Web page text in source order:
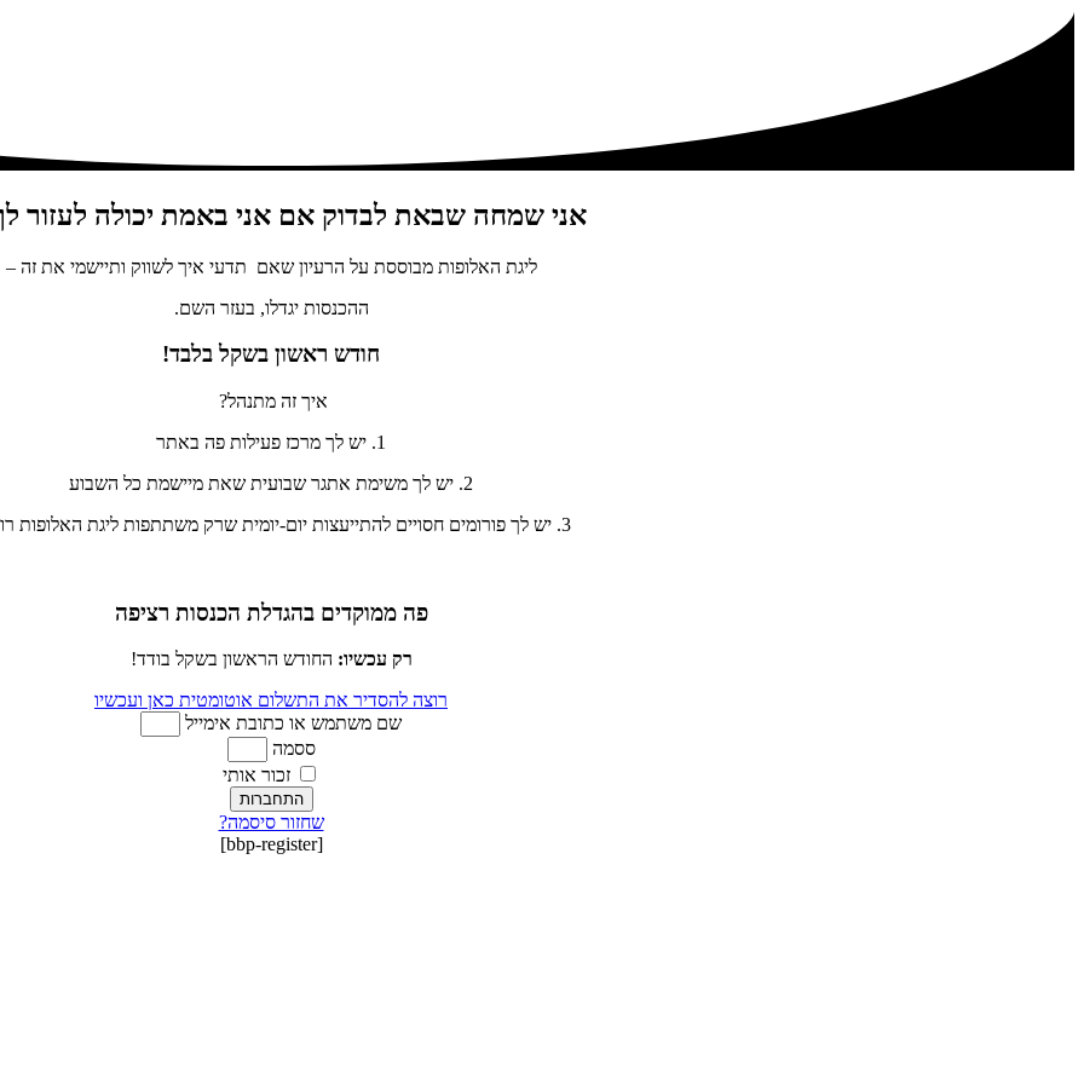
אני שמחה שבאת לבדוק אם אני באמת יכולה לעזור
ליגת האלופות מבוססת על הרעיון שאם תדעי איך לשווק ותיישמי את זה –
ההכנסות יגדלו, בעזר השם.
חודש ראשון בשקל בלבד!
איך זה מתנהל?
1. יש לך מרכז פעילות פה באתר
2. יש לך משימת אתגר שבועית שאת מיישמת כל השבוע
3. יש לך פורומים חסויים להתייעצות יום-יומית שרק משתתפות ליגת האלופות רואות
פה ממוקדים בהגדלת הכנסות רציפה
רק עכשיו: החודש הראשון בשקל בודד!
רוצה להסדיר את התשלום אוטומטית כאן ועכשיו
שם משתמש או כתובת אימייל
ססמה
זכור אותי
התחברות
שחזור סיסמה?
[bbp-register]